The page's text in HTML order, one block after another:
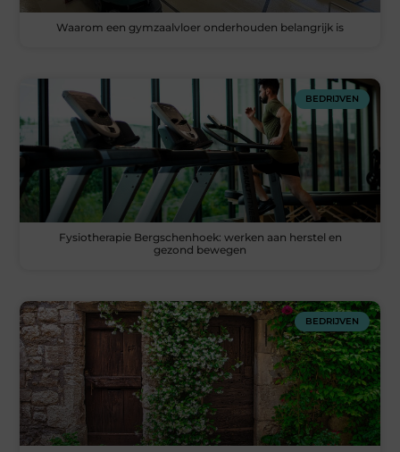
Waarom een gymzaalvloer onderhouden belangrijk is
BEDRIJVEN
Fysiotherapie Bergschenhoek: werken aan herstel en
gezond bewegen
BEDRIJVEN